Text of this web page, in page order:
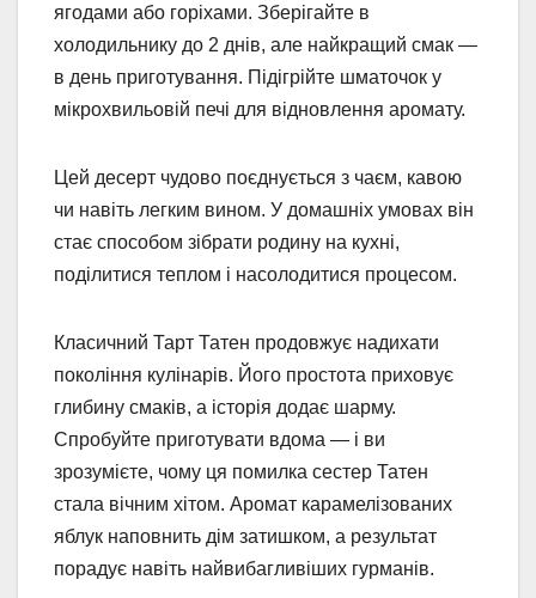
ягодами або горіхами. Зберігайте в
холодильнику до 2 днів, але найкращий смак —
в день приготування. Підігрійте шматочок у
мікрохвильовій печі для відновлення аромату.
Цей десерт чудово поєднується з чаєм, кавою
чи навіть легким вином. У домашніх умовах він
стає способом зібрати родину на кухні,
поділитися теплом і насолодитися процесом.
Класичний Тарт Татен продовжує надихати
покоління кулінарів. Його простота приховує
глибину смаків, а історія додає шарму.
Спробуйте приготувати вдома — і ви
зрозумієте, чому ця помилка сестер Татен
стала вічним хітом. Аромат карамелізованих
яблук наповнить дім затишком, а результат
порадує навіть найвибагливіших гурманів.